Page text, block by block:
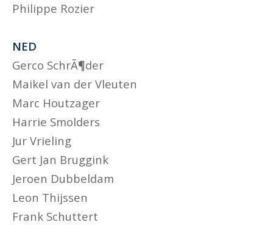
Philippe Rozier
NED
Gerco SchrÃ¶der
Maikel van der Vleuten
Marc Houtzager
Harrie Smolders
Jur Vrieling
Gert Jan Bruggink
Jeroen Dubbeldam
Leon Thijssen
Frank Schuttert